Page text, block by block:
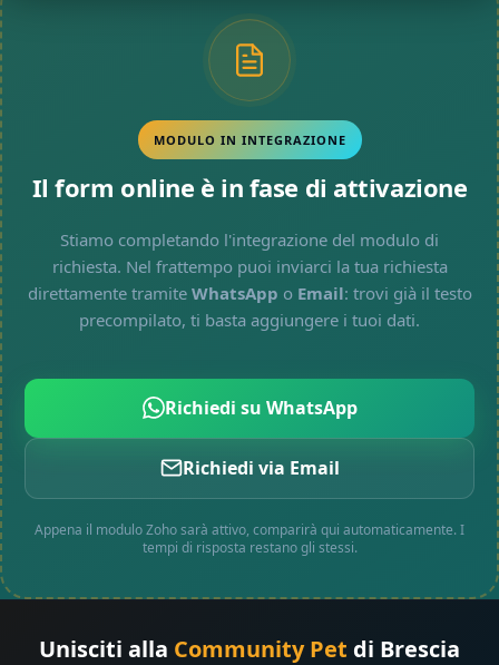
MODULO IN INTEGRAZIONE
Il form online è in fase di attivazione
Stiamo completando l'integrazione del modulo di
richiesta. Nel frattempo puoi inviarci la tua richiesta
direttamente tramite WhatsApp o Email: trovi già il testo
precompilato, ti basta aggiungere i tuoi dati.
Richiedi su WhatsApp
Richiedi via Email
Appena il modulo Zoho sarà attivo, comparirà qui automaticamente. I
tempi di risposta restano gli stessi.
Unisciti alla Community Pet di Brescia